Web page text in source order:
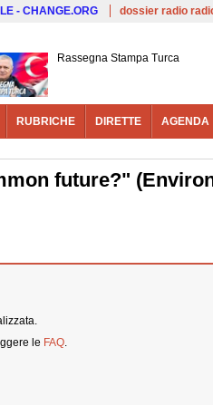
Salta al
- CHANGE.ORG dossier radio
Rassegna Stampa Turca
RUBRICHE DIRETTE AGENDA
future?"
le FAQ.